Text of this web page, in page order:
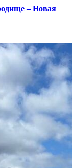
– Новая